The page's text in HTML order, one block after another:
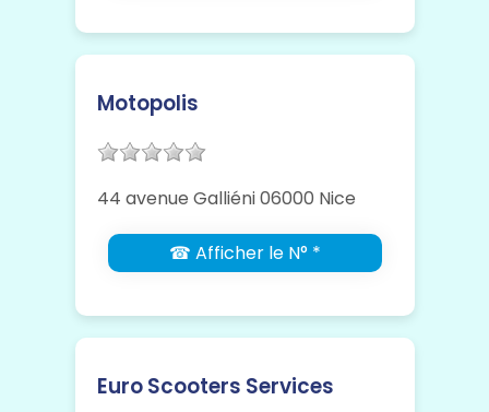
Motopolis
44 avenue Galliéni 06000 Nice
☎ Afficher le N° *
Euro Scooters Services